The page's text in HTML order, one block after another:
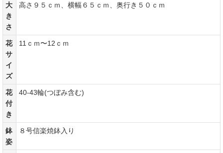
大
き
さ
高さ９５ｃｍ、横幅６５ｃｍ、奥行き５０ｃｍ
花
サ
イ
ズ
11ｃｍ〜12ｃｍ
花
付
き
40-43輪(つぼみ含む)
鉢
姿
８号信楽焼鉢入り